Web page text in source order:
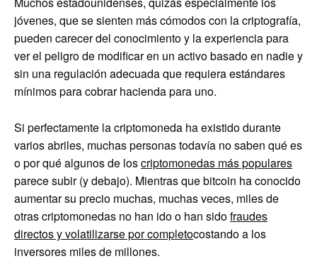
jóvenes, que se sienten más cómodos con la criptografía,
pueden carecer del conocimiento y la experiencia para
ver el peligro de modificar en un activo basado en nadie y
sin una regulación adecuada que requiera estándares
mínimos para cobrar hacienda para uno.
Si perfectamente la criptomoneda ha existido durante
varios abriles, muchas personas todavía no saben qué es
o por qué algunos de loscriptomonedas más populares
parece subir (y debajo). Mientras que bitcoin ha conocido
aumentar su precio muchas, muchas veces, miles de
otras criptomonedas no han ido o han sidofraudes
directos y volatilizarse por completocostando a los
inversores miles de millones.